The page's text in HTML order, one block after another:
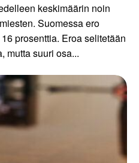
keskimäärin noin
Suomessa ero
prosenttia. Eroa selitetään
mutta suuri osa...